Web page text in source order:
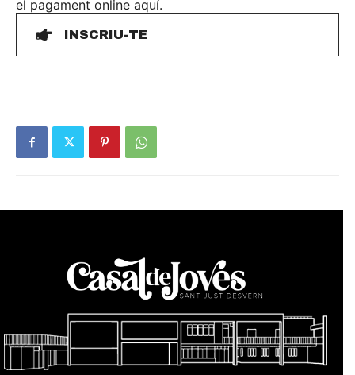
el pagament online aquí.
INSCRIU-TE